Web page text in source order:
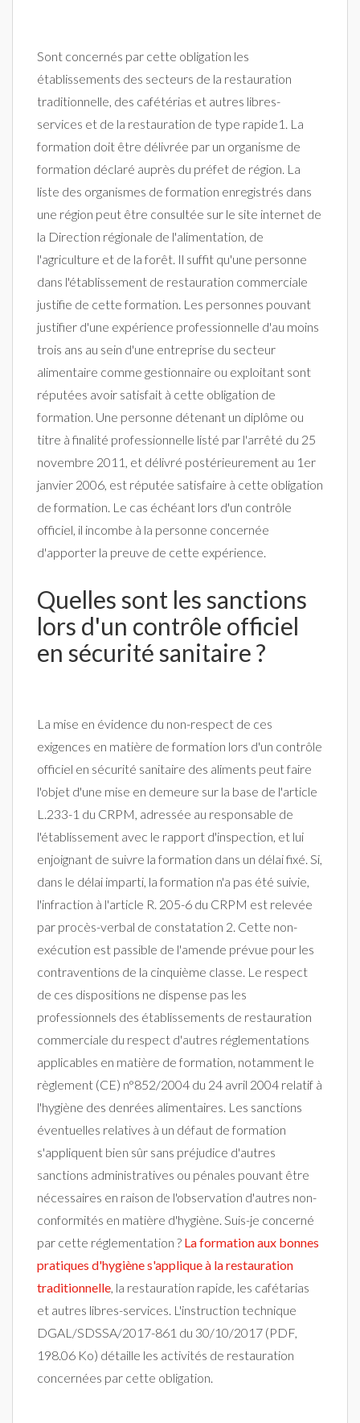
Sont concernés par cette obligation les
établissements des secteurs de la restauration
traditionnelle, des cafétérias et autres libres-
services et de la restauration de type rapide1. La
formation doit être délivrée par un organisme de
formation déclaré auprès du préfet de région. La
liste des organismes de formation enregistrés dans
une région peut être consultée sur le site internet de
la Direction régionale de l'alimentation, de
l'agriculture et de la forêt. Il suffit qu'une personne
dans l'établissement de restauration commerciale
justifie de cette formation. Les personnes pouvant
justifier d'une expérience professionnelle d'au moins
trois ans au sein d'une entreprise du secteur
alimentaire comme gestionnaire ou exploitant sont
réputées avoir satisfait à cette obligation de
formation. Une personne détenant un diplôme ou
titre à finalité professionnelle listé par l'arrêté du 25
novembre 2011, et délivré postérieurement au 1er
janvier 2006, est réputée satisfaire à cette obligation
de formation. Le cas échéant lors d'un contrôle
officiel, il incombe à la personne concernée
d'apporter la preuve de cette expérience.
Quelles sont les sanctions
lors d'un contrôle officiel
en sécurité sanitaire ?
La mise en évidence du non-respect de ces
exigences en matière de formation lors d'un contrôle
officiel en sécurité sanitaire des aliments peut faire
l'objet d'une mise en demeure sur la base de l'article
L.233-1 du CRPM, adressée au responsable de
l'établissement avec le rapport d'inspection, et lui
enjoignant de suivre la formation dans un délai fixé. Si,
dans le délai imparti, la formation n'a pas été suivie,
l'infraction à l'article R. 205-6 du CRPM est relevée
par procès-verbal de constatation 2. Cette non-
exécution est passible de l'amende prévue pour les
contraventions de la cinquième classe. Le respect
de ces dispositions ne dispense pas les
professionnels des établissements de restauration
commerciale du respect d'autres réglementations
applicables en matière de formation, notamment le
règlement (CE) n°852/2004 du 24 avril 2004 relatif à
l'hygiène des denrées alimentaires. Les sanctions
éventuelles relatives à un défaut de formation
s'appliquent bien sûr sans préjudice d'autres
sanctions administratives ou pénales pouvant être
nécessaires en raison de l'observation d'autres non-
conformités en matière d'hygiène. Suis-je concerné
par cette réglementation ? La formation aux bonnes
pratiques d'hygiène s'applique à la restauration
traditionnelle, la restauration rapide, les cafétarias
et autres libres-services. L'instruction technique
DGAL/SDSSA/2017-861 du 30/10/2017 (PDF,
198.06 Ko) détaille les activités de restauration
concernées par cette obligation.